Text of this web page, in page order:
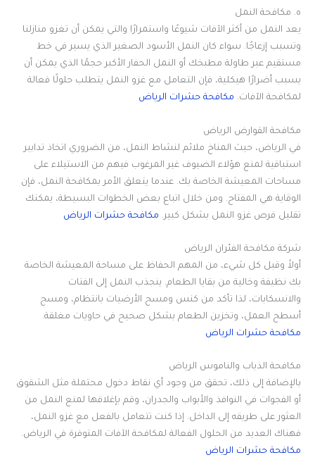
ه. مكافحة النمل
يعد النمل من أكثر الآفات شيوعًا واستمرارًا والتي يمكن أن تغزو منازلنا
وتسبب إزعاجًا. سواء كان النمل الأسود الصغير الذي يسير في خط
مستقيم عبر طاولة مطبخك أو النمل الحفار الأكبر حجمًا الذي يمكن أن
يسبب أضرارًا هيكلية، فإن التعامل مع غزو النمل يتطلب حلولًا فعالة
لمكافحة الآفات. مكافحة حشرات الرياض
مكافحة القوارض الرياض
في الرياض، حيث المناخ ملائم لنشاط النمل، من الضروري اتخاذ تدابير
استباقية لمنع هؤلاء الضيوف غير المرغوب فيهم من الاستيلاء على
مساحات المعيشة الخاصة بك. عندما يتعلق الأمر بمكافحة النمل، فإن
الوقاية هي المفتاح. ومن خلال اتباع بعض الخطوات البسيطة، يمكنك
تقليل فرص غزو النمل بشكل كبير . مكافحة حشرات الرياض
شركة مكافحة الفئران الرياض
أولاً وقبل كل شيء، من المهم الحفاظ على مساحة المعيشة الخاصة
بك نظيفة وخالية من بقايا الطعام. ينجذب النمل إلى الفتات
والانسكابات، لذا تأكد من كنس ومسح الأرضيات بانتظام، ومسح
أسطح العمل، وتخزين الطعام بشكل صحيح في حاويات مغلقة.
مكافحة حشرات الرياض
مكافحة الذباب والناموس الرياض
بالإضافة إلى ذلك، تحقق من وجود أي نقاط دخول محتملة مثل الشقوق
أو الفجوات في النوافذ والأبواب والجدران، وقم بإغلاقها لمنع النمل من
العثور على طريقه إلى الداخل. إذا كنت تتعامل بالفعل مع غزو النمل،
فهناك العديد من الحلول الفعالة لمكافحة الآفات المتوفرة في الرياض.
مكافحة حشرات الرياض